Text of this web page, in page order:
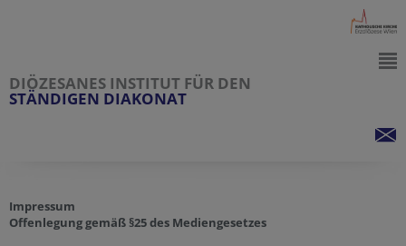
DIÖZESANES INSTITUT FÜR DEN
STÄNDIGEN DIAKONAT
Impressum
Offenlegung gemäß §25 des Mediengesetzes